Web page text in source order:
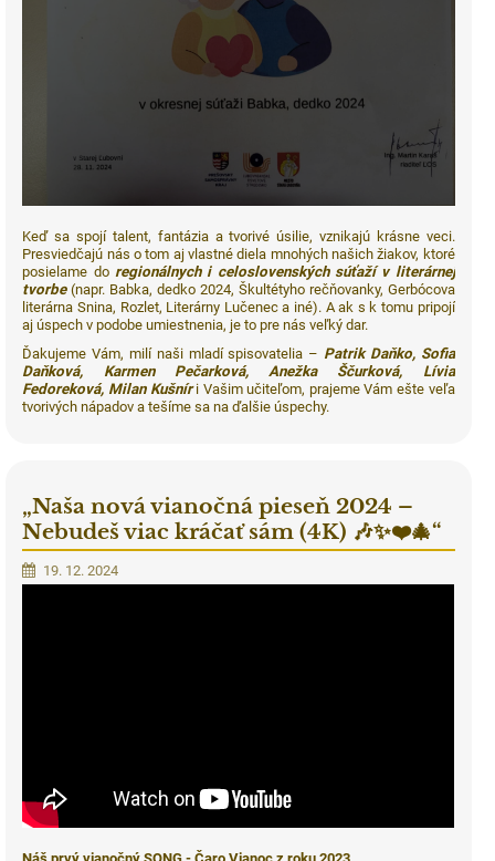
Keď sa spojí talent, fantázia a tvorivé úsilie, vznikajú krásne veci.
Presviedčajú nás o tom aj vlastné diela mnohých našich žiakov, ktoré
posielame do regionálnych i celoslovenských súťaží v literárnej
tvorbe(napr. Babka, dedko 2024, Škultétyho rečňovanky, Gerbócova
literárna Snina, Rozlet, Literárny Lučenec a iné). A ak s k tomu pripojí
aj úspech v podobe umiestnenia, je to pre nás veľký dar.
Ďakujeme Vám, milí naši mladí spisovatelia – Patrik Daňko, Sofia
Daňková, Karmen Pečarková, Anežka Ščurková, Lívia
Fedoreková, Milan Kušníri Vašim učiteľom, prajeme Vám ešte veľa
tvorivých nápadov a tešíme sa na ďalšie úspechy.
„Naša nová vianočná pieseň 2024 –
Nebudeš viac kráčať sám (4K) 🎶✨❤️🎄“
19. 12. 2024